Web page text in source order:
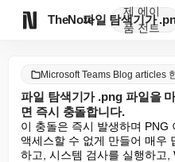
TheNote
제
품
에이
전트
Microsoft Teams Blog articles
파일 탐색기가 .png 파일을
면 즉시 충돌합니다.
이 충돌은 즉시 발생하며 PNG
액세스할 수 없게 만들어 매우
하고, 시스템 검사를 실행하고